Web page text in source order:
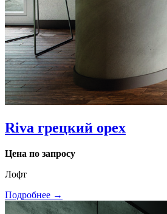
Riva грецкий орех
Цена по запросу
Лофт
Подробнее →